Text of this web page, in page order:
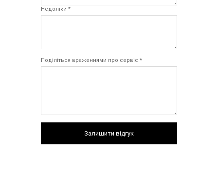
Недоліки *
Поділіться враженнями про сервіс *
Залишити відгук